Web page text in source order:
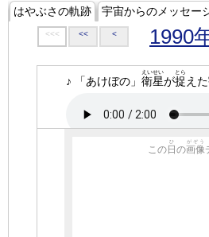
はやぶさの軌跡 宇宙からのメッセー
<<< << < 1990
♪ 「あけぼの」 衛星
えいせい
が捉
とら
えた
この 日
ひ
の画像
がぞう